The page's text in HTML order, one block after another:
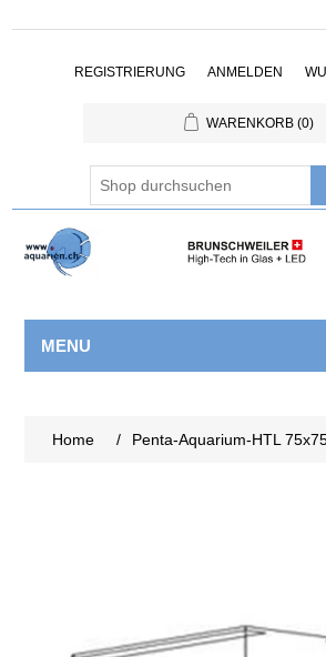
REGISTRIERUNG ANMELDEN
WARENKORB (0)
MENU
Home / Penta-Aquarium-HTL